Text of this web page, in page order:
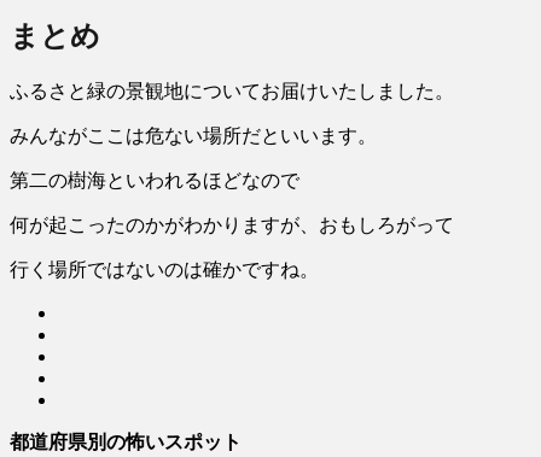
まとめ
ふるさと緑の景観地についてお届けいたしました。
みんながここは危ない場所だといいます。
第二の樹海といわれるほどなので
何が起こったのかがわかりますが、おもしろがって
行く場所ではないのは確かですね。
都道府県別の怖いスポット